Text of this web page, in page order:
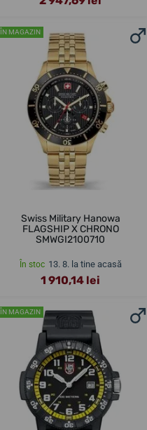
ÎN MAGAZIN
Swiss Military Hanowa
FLAGSHIP X CHRONO
SMWGI2100710
În stoc 13. 8. la tine acasă
1 910,14 lei
ÎN MAGAZIN